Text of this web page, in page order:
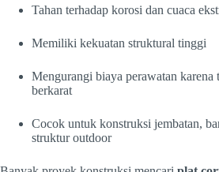
Tahan terhadap korosi dan cuaca
Memiliki kekuatan struktural tinggi
Mengurangi biaya perawatan karena
berkarat
Cocok untuk konstruksi jembatan,
struktur outdoor